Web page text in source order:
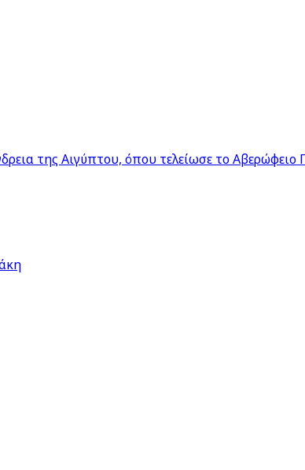
της Αιγύπτου, όπου τελείωσε το Αβερώφειο